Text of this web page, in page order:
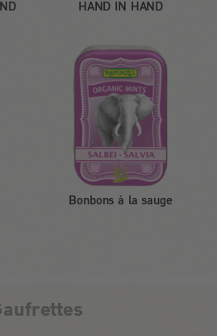
HAND IN HAND
Bonbons à la sauge